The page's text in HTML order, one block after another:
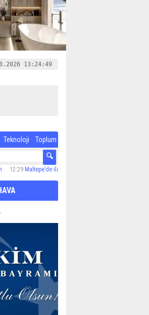
13:24:50
Teknoloji Toplum
Maltepe’de ilaçlama çalışmaları sürüyor